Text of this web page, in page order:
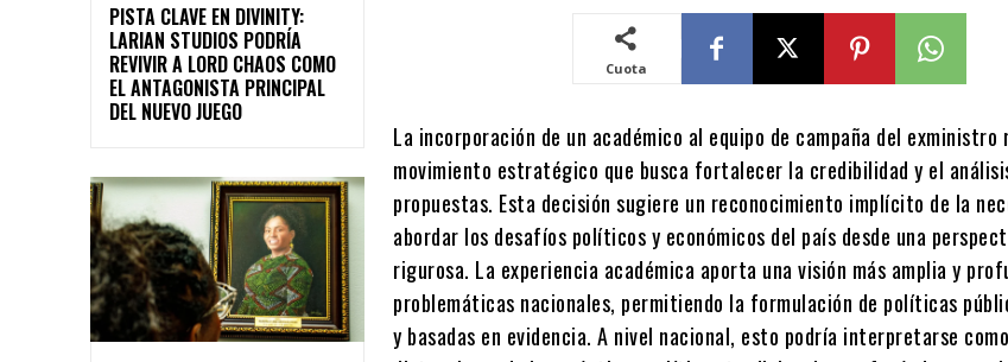
PISTA CLAVE EN DIVINITY:
LARIAN STUDIOS PODRÍA
REVIVIR A LORD CHAOS COMO
EL ANTAGONISTA PRINCIPAL
DEL NUEVO JUEGO
Cuota
La incorporación de un académico al equipo de campaña del exministro
movimiento estratégico que busca fortalecer la credibilidad y el
propuestas. Esta decisión sugiere un reconocimiento implícito de la
abordar los desafíos políticos y económicos del país desde una
rigurosa. La experiencia académica aporta una visión más amplia y
problemáticas nacionales, permitiendo la formulación de políticas
y basadas en evidencia. A nivel nacional, esto podría interpretarse